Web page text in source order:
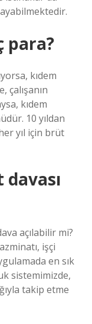
para?
kıdem
çalışanın
kıdem
10 yıldan
yıl için brüt
açılabilir mi?
işçi
en sık
sistemimizde,
takip etme